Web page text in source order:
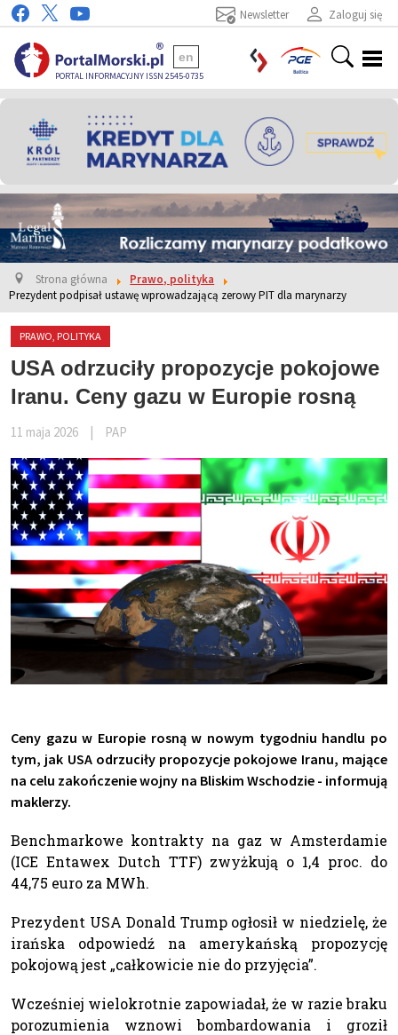
Zaloguj się
Newsletter
PORTAL INFORMACYJNY ISSN 2545-0735
en
Strona główna
Prawo, polityka
Prezydent podpisał ustawę wprowadzającą zerowy PIT dla marynarzy
PRAWO, POLITYKA
USA odrzuciły propozycje pokojowe
Iranu. Ceny gazu w Europie rosną
11 maja 2026 PAP
Ceny gazu w Europie rosną w nowym tygodniu handlu po
tym, jak USA odrzuciły propozycje pokojowe Iranu, mające
na celu zakończenie wojny na Bliskim Wschodzie - informują
maklerzy.
Benchmarkowe kontrakty na gaz w Amsterdamie
(ICE Entawex Dutch TTF) zwyżkują o 1,4 proc. do
44,75 euro za MWh.
Prezydent USA Donald Trump ogłosił w niedzielę, że
irańska odpowiedź na amerykańską propozycję
pokojową jest „całkowicie nie do przyjęcia”.
Wcześniej wielokrotnie zapowiadał, że w razie braku
porozumienia wznowi bombardowania i groził